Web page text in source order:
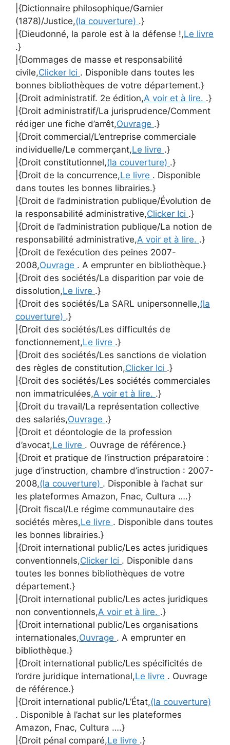
|{Dictionnaire philosophique/Garnier
(1878)/Justice,(la couverture) .}
|{Dieudonné, la parole est à la défense !,Le livre
.}
|{Dommages de masse et responsabilité
civile,Clicker Ici . Disponible dans toutes les
bonnes bibliothèques de votre département.}
|{Droit administratif. 2e édition,A voir et à lire. .}
|{Droit administratif/La jurisprudence/Comment
rédiger une fiche d’arrêt,Ouvrage .}
|{Droit commercial/L’entreprise commerciale
individuelle/Le commerçant,Le livre .}
|{Droit constitutionnel,(la couverture) .}
|{Droit de la concurrence,Le livre . Disponible
dans toutes les bonnes librairies.}
|{Droit de l’administration publique/Évolution de
la responsabilité administrative,Clicker Ici .}
|{Droit de l’administration publique/La notion de
responsabilité administrative,A voir et à lire. .}
|{Droit de l’exécution des peines 2007-
2008,Ouvrage . A emprunter en bibliothèque.}
|{Droit des sociétés/La disparition par voie de
dissolution,Le livre .}
|{Droit des sociétés/La SARL unipersonnelle,(la
couverture) .}
|{Droit des sociétés/Les difficultés de
fonctionnement,Le livre .}
|{Droit des sociétés/Les sanctions de violation
des règles de constitution,Clicker Ici .}
|{Droit des sociétés/Les sociétés commerciales
non immatriculées,A voir et à lire. .}
|{Droit du travail/La représentation collective
des salariés,Ouvrage .}
|{Droit et déontologie de la profession
d’avocat,Le livre . Ouvrage de référence.}
|{Droit et pratique de l’instruction préparatoire :
juge d’instruction, chambre d’instruction : 2007-
2008,(la couverture) . Disponible à l’achat sur
les plateformes Amazon, Fnac, Cultura ….}
|{Droit fiscal/Le régime communautaire des
sociétés mères,Le livre . Disponible dans toutes
les bonnes librairies.}
|{Droit international public/Les actes juridiques
conventionnels,Clicker Ici . Disponible dans
toutes les bonnes bibliothèques de votre
département.}
|{Droit international public/Les actes juridiques
non conventionnels,A voir et à lire. .}
|{Droit international public/Les organisations
internationales,Ouvrage . A emprunter en
bibliothèque.}
|{Droit international public/Les spécificités de
l’ordre juridique international,Le livre . Ouvrage
de référence.}
|{Droit international public/L’État,(la couverture)
. Disponible à l’achat sur les plateformes
Amazon, Fnac, Cultura ….}
|{Droit pénal comparé,Le livre .}